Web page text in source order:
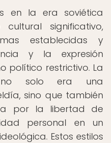
en la era soviética
significativo,
establecidas y
y la expresión
político restrictivo. La
no solo era una
sino que también
por la libertad de
personal en un
Estos estilos